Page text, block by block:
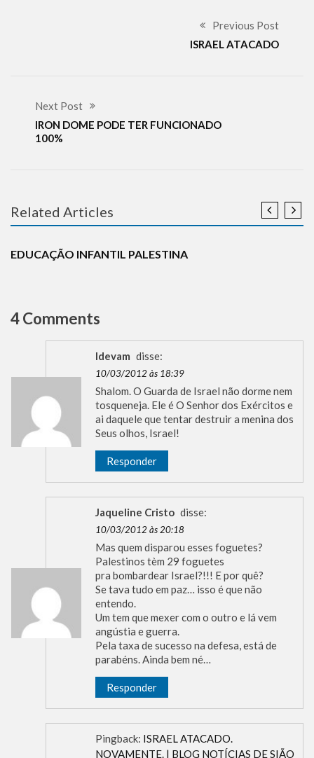
Previous Post
ISRAEL ATACADO
Next Post
IRON DOME PODE TER FUNCIONADO
100%
Related Articles
EDUCAÇÃO INFANTIL PALESTINA
4 Comments
Idevam disse:
10/03/2012 às 18:39
Shalom. O Guarda de Israel não dorme nem
tosqueneja. Ele é O Senhor dos Exércitos e
ai daquele que tentar destruir a menina dos
Seus olhos, Israel!
Responder
Jaqueline Cristo disse:
10/03/2012 às 20:18
Mas quem disparou esses foguetes?
Palestinos tèm 29 foguetes
pra bombardear Israel?!!! E por quê?
Se tava tudo em paz… isso é que não
entendo.
Um tem que mexer com o outro e lá vem
angústia e guerra.
Pela taxa de sucesso na defesa, está de
parabéns. Ainda bem né…
Responder
Pingback: ISRAEL ATACADO.
NOVAMENTE. | BLOG NOTÍCIAS DE SIÃO